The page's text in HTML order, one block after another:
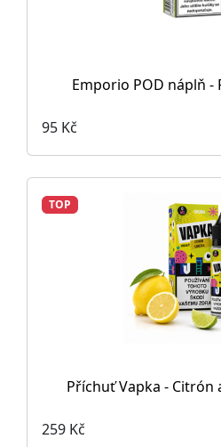
Emporio POD náplň -
95 Kč
TOP
Příchuť Vapka - Citrón
259 Kč